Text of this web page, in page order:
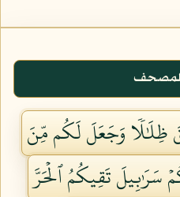
ظِلَٰلٗا وَجَعَلَ لَكُم مِّنَ
سَرَٰبِيلَ تَقِيكُمُ ٱلۡحَرَّ